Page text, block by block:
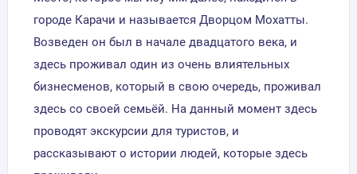
городе Карачи и называется Дворцом Мохатты.
Возведен он был в начале двадцатого века, и
здесь проживал один из очень влиятельных
бизнесменов, который в свою очередь, проживал
здесь со своей семьёй. На данный момент здесь
проводят экскурсии для туристов, и
рассказывают о истории людей, которые здесь